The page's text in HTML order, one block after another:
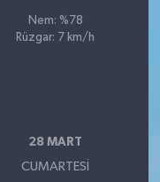
Nem: %78
Rüzgar: 7 km/h
28 MART
CUMARTESI